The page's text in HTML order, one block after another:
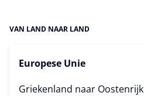
VAN LAND NAAR LAND
Europese Unie
Griekenland naar Oostenrijk